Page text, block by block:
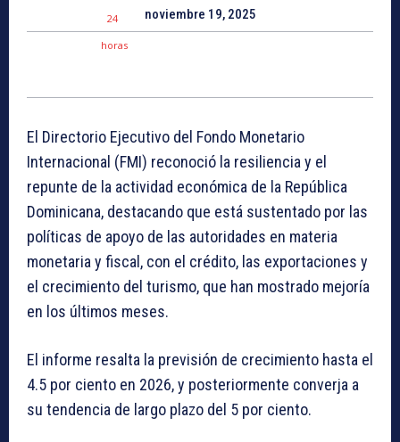
noviembre 19, 2025
El Directorio Ejecutivo del Fondo Monetario
Internacional (FMI) reconoció la resiliencia y el
repunte de la actividad económica de la República
Dominicana, destacando que está sustentado por las
políticas de apoyo de las autoridades en materia
monetaria y fiscal, con el crédito, las exportaciones y
el crecimiento del turismo, que han mostrado mejoría
en los últimos meses.
El informe resalta la previsión de crecimiento hasta el
4.5 por ciento en 2026, y posteriormente converja a
su tendencia de largo plazo del 5 por ciento.